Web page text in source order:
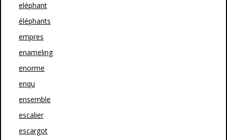
eléphant
éléphants
empres
enameling
enorme
enqu
ensemble
escalier
escargot